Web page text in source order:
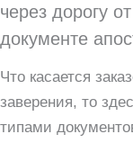
через дорогу
документе
Что касается
заверения, то
типами